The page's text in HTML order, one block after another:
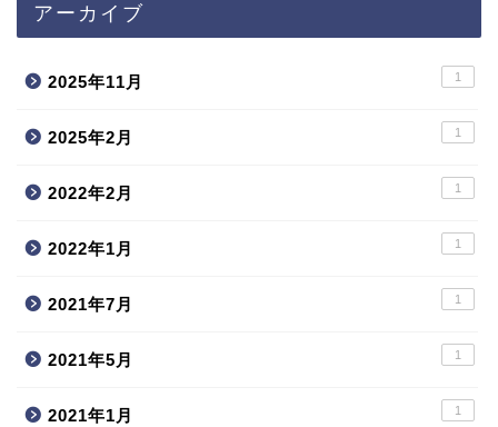
アーカイブ
2025年11月 1
2025年2月 1
2022年2月 1
2022年1月 1
2021年7月 1
2021年5月 1
2021年1月 1